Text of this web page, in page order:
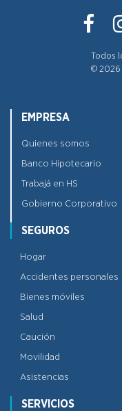
Todos
© 2026
EMPRESA
Quienes somos
Banco Hipotecario
Trabajá en HS
Gobierno Corporativo
SEGUROS
Hogar
Accidentes personales
Bienes móviles
Salud
Caución
Movilidad
Asistencias
SERVICIOS